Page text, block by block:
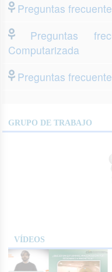
Preguntas
Preguntas
Computarizada
Preguntas
GRUPO DE TRABAJO
VÍDEOS